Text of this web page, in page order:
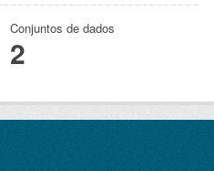
Conjuntos de dados
2